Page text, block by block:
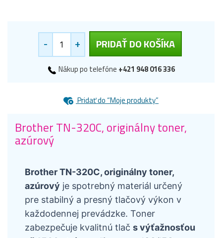
- + PRIDAŤ DO KOŠÍKA
Nákup po telefóne +421 948 016 336
Pridať do “Moje produkty”
Brother TN-320C, originálny toner,
azúrový
Brother TN-320C, originálny toner,
azúrový je spotrebný materiál určený
pre stabilný a presný tlačový výkon v
každodennej prevádzke. Toner
zabezpečuje kvalitnú tlač s výťažnosťou